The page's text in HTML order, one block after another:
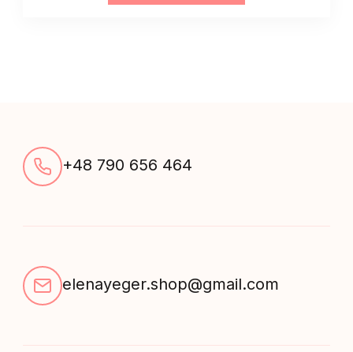
quantity
+48 790 656 464
elenayeger.shop@gmail.com